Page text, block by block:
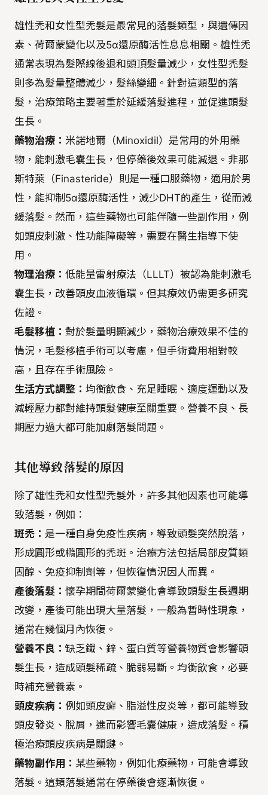
雄性禿和女性型禿髮是最常見的落髮類型，與遺傳因
素、荷爾蒙變化以及5α還原酶活性息息相關。雄性禿
通常表現為髮際線後退和頭頂髮量減少，女性型禿髮
則多為髮量整體減少，髮絲變細。針對這類型的落
髮，治療策略主要著重於延緩落髮進程，並促進頭髮
生長。
藥物治療： 米諾地爾（Minoxidil）是常用的外用藥
物，能刺激毛囊生長，但停藥後效果可能減退。非那
斯特萊（Finasteride）則是一種口服藥物，適用於男
性，能抑制5α還原酶活性，減少DHT的產生，從而減
緩落髮。然而，這些藥物也可能伴隨一些副作用，例
如頭皮刺激、性功能障礙等，需要在醫生指導下使
用。
物理治療： 低能量雷射療法（LLLT）被認為能刺激毛
囊生長，改善頭皮血液循環。但其療效仍需更多研究
佐證。
毛髮移植： 對於髮量明顯減少，藥物治療效果不佳的
情況，毛髮移植手術可以考慮，但手術費用相對較
高，且存在手術風險。
生活方式調整： 均衡飲食、充足睡眠、適度運動以及
減輕壓力都對維持頭髮健康至關重要。營養不良、長
期壓力過大都可能加劇落髮問題。
其他導致落髮的原因
除了雄性禿和女性型禿髮外，許多其他因素也可能導
致落髮，例如：
斑禿： 是一種自身免疫性疾病，導致頭髮突然脫落，
形成圓形或橢圓形的禿斑。治療方法包括局部皮質類
固醇、免疫抑制劑等，但恢復情況因人而異。
產後落髮： 懷孕期間荷爾蒙變化會導致頭髮生長週期
改變，產後可能出現大量落髮，一般為暫時性現象，
通常在幾個月內恢復。
營養不良： 缺乏鐵、鋅、蛋白質等營養物質會影響頭
髮生長，造成頭髮稀疏、脆弱易斷。均衡飲食，必要
時補充營養素。
頭皮疾病： 例如頭皮癬、脂溢性皮炎等，都可能導致
頭皮發炎、脫屑，進而影響毛囊健康，造成落髮。積
極治療頭皮疾病是關鍵。
藥物副作用： 某些藥物，例如化療藥物，可能會導致
落髮。這類落髮通常在停藥後會逐漸恢復。